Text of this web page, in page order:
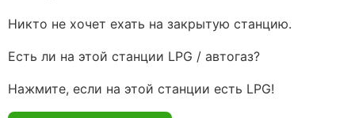
Никто не хочет ехать на закрытую станцию.
Есть ли на этой станции LPG / автогаз?
Нажмите, если на этой станции есть LPG!